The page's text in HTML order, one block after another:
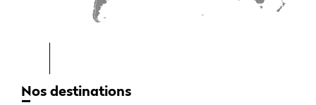
Nos destinations